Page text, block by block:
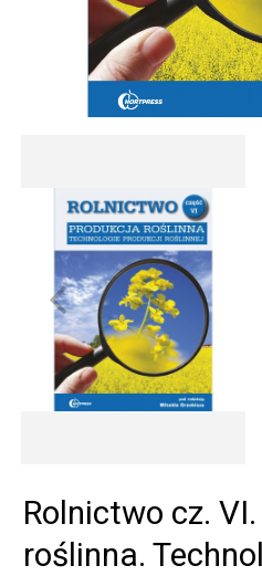
Rolnictwo cz.
roślinna.